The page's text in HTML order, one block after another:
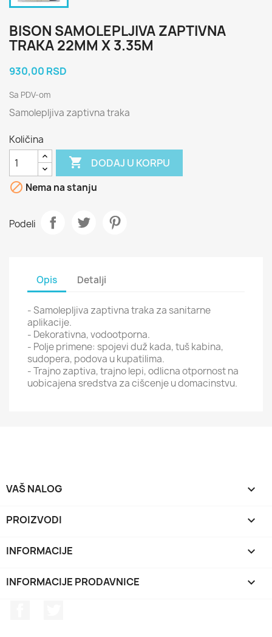
BISON SAMOLEPLJIVA ZAPTIVNA
TRAKA 22MM X 3.35M
930,00 RSD
Sa PDV-om
Samolepljiva zaptivna traka
Količina
 DODAJ U KORPU
 Nema na stanju
Podeli
Opis Detalji
- Samolepljiva zaptivna traka za sanitarne
aplikacije.
- Dekorativna, vodootporna.
- Polje primene: spojevi duž kada, tuš kabina,
sudopera, podova u kupatilima.
- Trajno zaptiva, trajno lepi, odlicna otpornost na
uobicajena sredstva za cišcenje u domacinstvu.
VAŠ NALOG 
PROIZVODI 
INFORMACIJE 
INFORMACIJE PRODAVNICE keyboard_arrow_down